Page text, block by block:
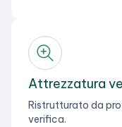
Attrezzatura
Ristrutturato da
verifica.